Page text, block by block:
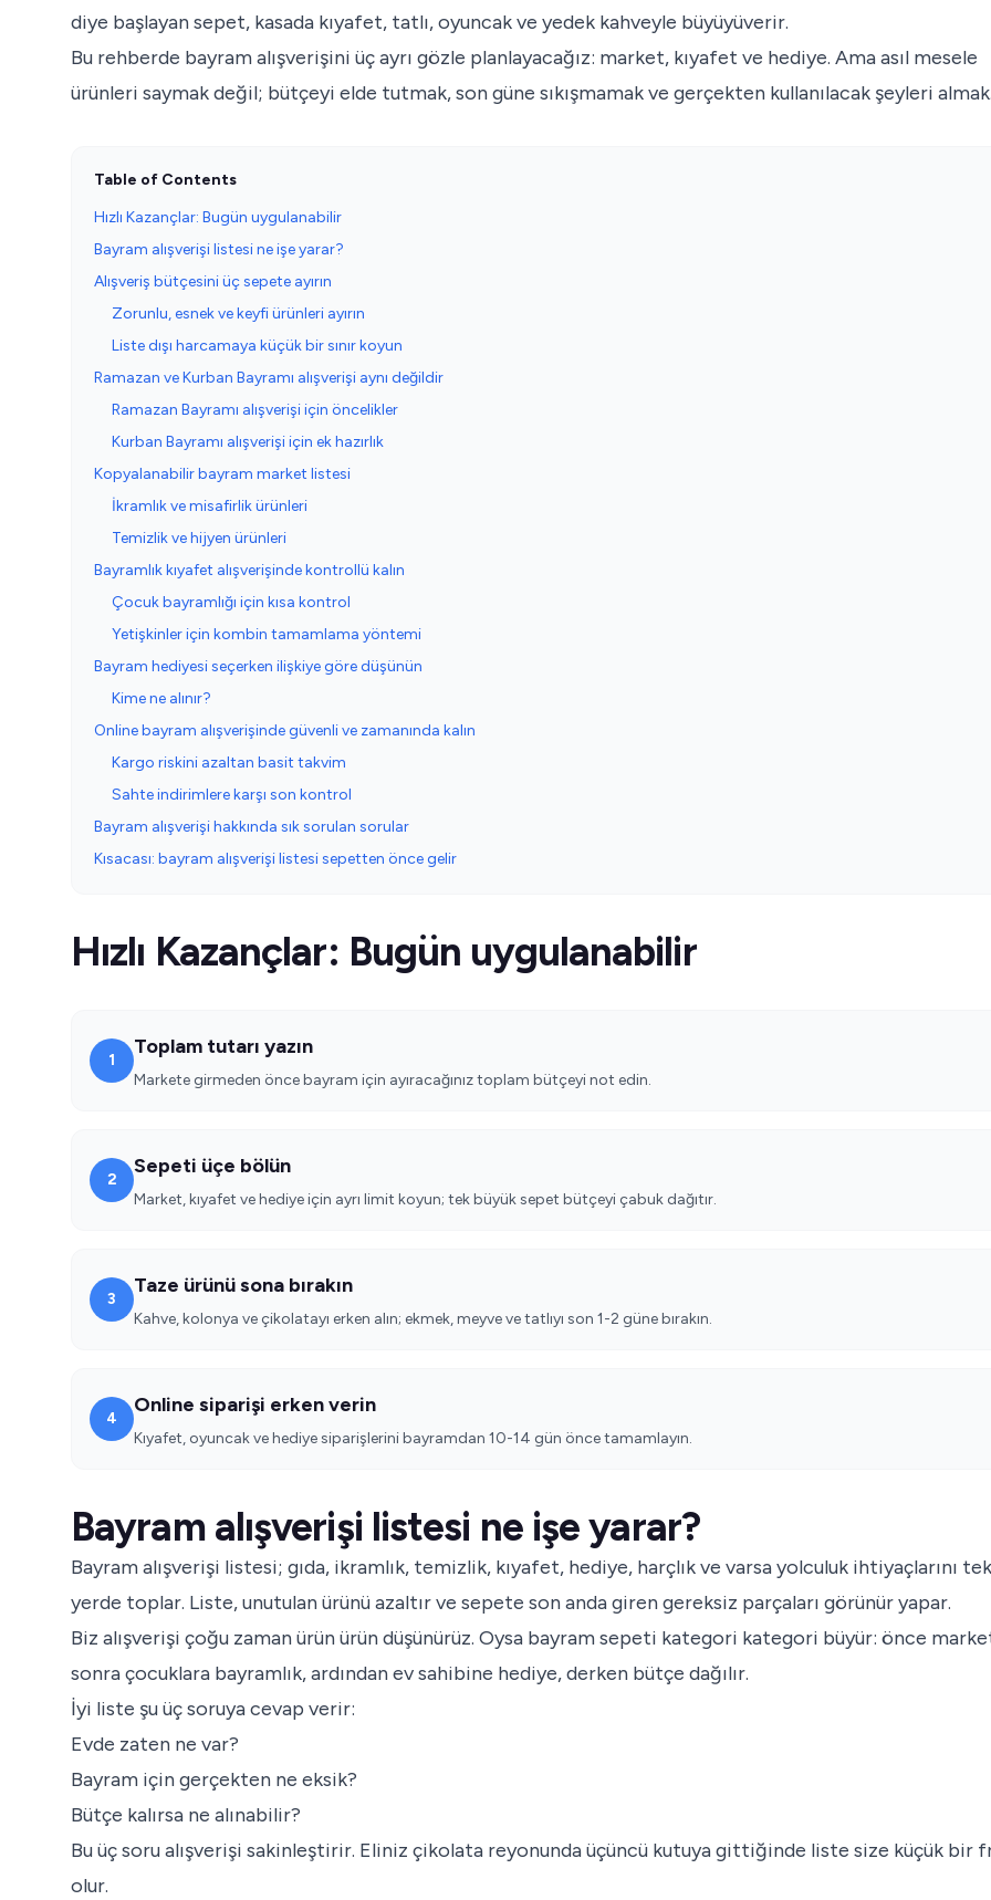
diye başlayan sepet, kasada kıyafet, tatlı, oyuncak ve yedek kahveyle büyüyüverir.
Bu rehberde bayram alışverişini üç ayrı gözle planlayacağız: market, kıyafet ve hediye. Ama asıl mesele
ürünleri saymak değil; bütçeyi elde tutmak, son güne sıkışmamak ve gerçekten kullanılacak şeyleri
Table of Contents
Hızlı Kazançlar: Bugün uygulanabilir
Bayram alışverişi listesi ne işe yarar?
Alışveriş bütçesini üç sepete ayırın
Zorunlu, esnek ve keyfi ürünleri ayırın
Liste dışı harcamaya küçük bir sınır koyun
Ramazan ve Kurban Bayramı alışverişi aynı değildir
Ramazan Bayramı alışverişi için öncelikler
Kurban Bayramı alışverişi için ek hazırlık
Kopyalanabilir bayram market listesi
İkramlık ve misafirlik ürünleri
Temizlik ve hijyen ürünleri
Bayramlık kıyafet alışverişinde kontrollü kalın
Çocuk bayramlığı için kısa kontrol
Yetişkinler için kombin tamamlama yöntemi
Bayram hediyesi seçerken ilişkiye göre düşünün
Kime ne alınır?
Online bayram alışverişinde güvenli ve zamanında kalın
Kargo riskini azaltan basit takvim
Sahte indirimlere karşı son kontrol
Bayram alışverişi hakkında sık sorulan sorular
Kısacası: bayram alışverişi listesi sepetten önce gelir
Hızlı Kazançlar: Bugün uygulanabilir
1
Toplam tutarı yazın
Markete girmeden önce bayram için ayıracağınız toplam bütçeyi not edin.
2
Sepeti üçe bölün
Market, kıyafet ve hediye için ayrı limit koyun; tek büyük sepet bütçeyi çabuk dağıtır.
3
Taze ürünü sona bırakın
Kahve, kolonya ve çikolatayı erken alın; ekmek, meyve ve tatlıyı son 1-2 güne bırakın.
4
Online siparişi erken verin
Kıyafet, oyuncak ve hediye siparişlerini bayramdan 10-14 gün önce tamamlayın.
Bayram alışverişi listesi ne işe yarar?
Bayram alışverişi listesi; gıda, ikramlık, temizlik, kıyafet, hediye, harçlık ve varsa yolculuk ihtiyaçlarını tek
yerde toplar. Liste, unutulan ürünü azaltır ve sepete son anda giren gereksiz parçaları görünür yapar.
Biz alışverişi çoğu zaman ürün ürün düşünürüz. Oysa bayram sepeti kategori kategori büyür: önce
sonra çocuklara bayramlık, ardından ev sahibine hediye, derken bütçe dağılır.
İyi liste şu üç soruya cevap verir:
Evde zaten ne var?
Bayram için gerçekten ne eksik?
Bütçe kalırsa ne alınabilir?
Bu üç soru alışverişi sakinleştirir. Eliniz çikolata reyonunda üçüncü kutuya gittiğinde liste size küçük bir
olur.